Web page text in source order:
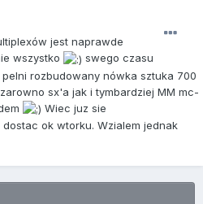
jest naprawde
wszystko
swego czasu
rozbudowany nówka sztuka 700
sx'a jak i tymbardziej MM mc-
Wiec juz sie
ok wtorku. Wzialem jednak